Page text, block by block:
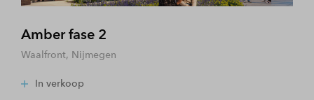
Amber fase 2
Waalfront, Nijmegen
In verkoop